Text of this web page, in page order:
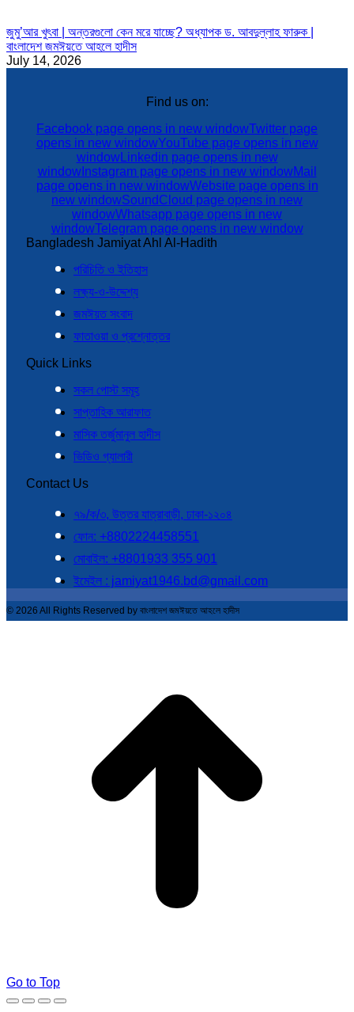
জুমু’আর খুৎবা | অন্তরগুলো কেন মরে যাচ্ছে? অধ্যাপক ড. আবদুল্লাহ ফারুক |
বাংলাদেশ জমঈয়তে আহলে হাদীস
July 14, 2026
Find us on:
Facebook page opens in new windowTwitter page
opens in new windowYouTube page opens in new
windowLinkedin page opens in new
windowInstagram page opens in new windowMail
page opens in new windowWebsite page opens in
new windowSoundCloud page opens in new
windowWhatsapp page opens in new
windowTelegram page opens in new window
Bangladesh Jamiyat Ahl Al-Hadith
পরিচিতি ও ইতিহাস
লক্ষ্য-ও-উদ্দেশ্য
জমঈয়ত সংবাদ
ফাতাওয়া ও প্রশ্নোত্তর
Quick Links
সকল পোস্ট সমূহ
সাপ্তাহিক আরাফাত
মাসিক তর্জুমানুল হাদীস
ভিডিও গ্যালারী
Contact Us
৭৯/ক/৩, উত্তর যাত্রাবাড়ী, ঢাকা-১২০৪
ফোন: +8802224458551
মোবাইল: +8801933 355 901
ইমেইল : jamiyat1946.bd@gmail.com
© 2026 All Rights Reserved by বাংলাদেশ জমঈয়তে আহলে হাদীস
Go to Top